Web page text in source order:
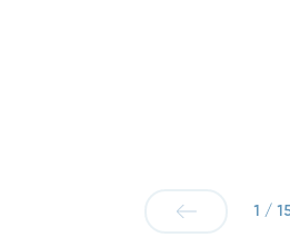
1 /